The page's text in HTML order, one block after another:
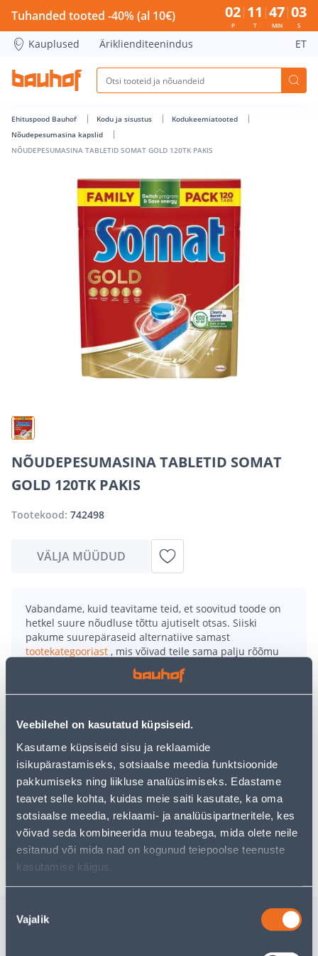
Veebilehel on kasutatud küpsiseid.
Kasutame küpsiseid sisu ja reklaamide
isikupärastamiseks, sotsiaalse meedia funktsioonide
pakkumiseks ning liikluse analüüsimiseks. Edastame
teavet selle kohta, kuidas meie saiti kasutate, ka oma
sotsiaalse meedia, reklaami- ja analüüsipartneritele, kes
võivad seda kombineerida muu teabega, mida olete neile
esitanud või mida nad on kogunud teiepoolse teenuste
kasutamise käigus.
valik
Vajalik
NÕUDEPESUMASINA TABLETID SOMAT GOLD 120TK
Tuhanded tooted -40% (al 10€) 02
P
11
T
47
MIN
02
S
Kauplused Äriklienditeenindus ET
Ehituspood Bauhof Kodu ja sisustus
Kodukeemiatooted
Nõudepesumasina kapslid
NÕUDEPESUMASINA TABLETID SOMAT GOLD 120TK PAKIS
NÕUDEPESUMASINA TABLETID SOMAT
GOLD 120TK PAKIS
Tootekood: 742498
VÄLJA MÜÜDUD
Vabandame, kuid teavitame teid, et soovitud toode on
hetkel suure nõudluse tõttu ajutiselt otsas. Siiski
pakume suurepäraseid alternatiive samast
tootekategooriast , mis võivad teile sama palju rõõmu
Teie ostlemisrõõm ei pea aga siin lõppema - oma
uurimistööd saate jätkata, naastesavalehelevõi
veelgi meelepärasemad valikuid. Head ostlemist!
• Nõudepesumasina tabletid.
• Pakendis 120 tk.
• 14-päevane tagastusõigus.
Tarne pole võimalik
Sarnased tooted